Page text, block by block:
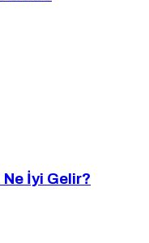
Ne İyi Gelir?